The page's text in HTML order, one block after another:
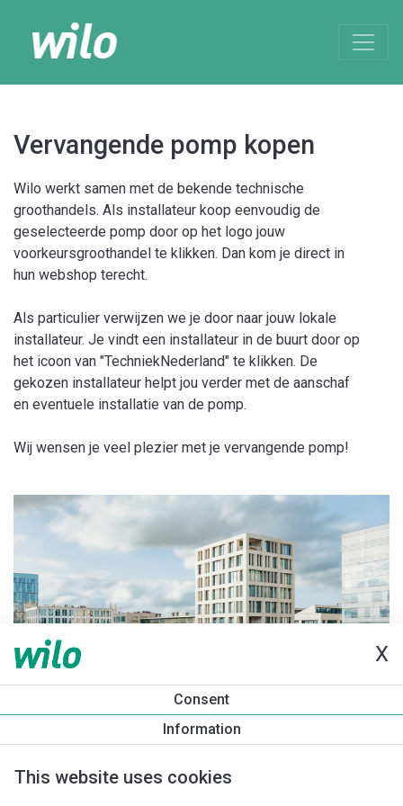
X
Consent
Information
This website uses cookies
Vervangende pomp kopen
Wilo werkt samen met de bekende technische
groothandels. Als installateur koop eenvoudig de
geselecteerde pomp door op het logo jouw
voorkeursgroothandel te klikken. Dan kom je direct in
hun webshop terecht.
Als particulier verwijzen we je door naar jouw lokale
installateur. Je vindt een installateur in de buurt door op
het icoon van "TechniekNederland" te klikken. De
gekozen installateur helpt jou verder met de aanschaf
en eventuele installatie van de pomp.
Wij wensen je veel plezier met je vervangende pomp!